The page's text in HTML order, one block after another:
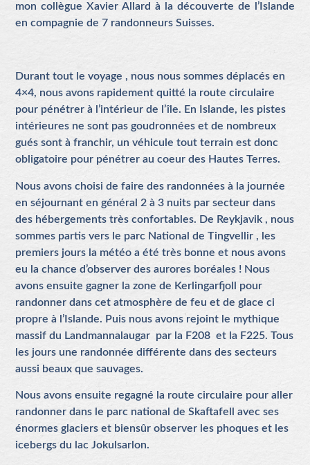
mon collègue Xavier Allard à la découverte de l’Islande
en compagnie de 7 randonneurs Suisses.
Durant tout le voyage , nous nous sommes déplacés en
4×4, nous avons rapidement quitté la route circulaire
pour pénétrer à l’intérieur de l’île. En Islande, les pistes
intérieures ne sont pas goudronnées et de nombreux
gués sont à franchir, un véhicule tout terrain est donc
obligatoire pour pénétrer au coeur des Hautes Terres.
Nous avons choisi de faire des randonnées à la journée
en séjournant en général 2 à 3 nuits par secteur dans
des hébergements très confortables. De Reykjavik , nous
sommes partis vers le parc National de Tingvellir , les
premiers jours la météo a été très bonne et nous avons
eu la chance d’observer des aurores boréales ! Nous
avons ensuite gagner la zone de Kerlingarfjoll pour
randonner dans cet atmosphère de feu et de glace ci
propre à l’Islande. Puis nous avons rejoint le mythique
massif du Landmannalaugar par la F208 et la F225. Tous
les jours une randonnée différente dans des secteurs
aussi beaux que sauvages.
Nous avons ensuite regagné la route circulaire pour aller
randonner dans le parc national de Skaftafell avec ses
énormes glaciers et biensûr observer les phoques et les
icebergs du lac Jokulsarlon.